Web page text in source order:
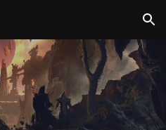
Skip to navigation